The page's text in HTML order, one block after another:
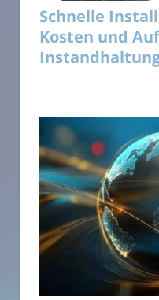
Schnelle
Kosten und